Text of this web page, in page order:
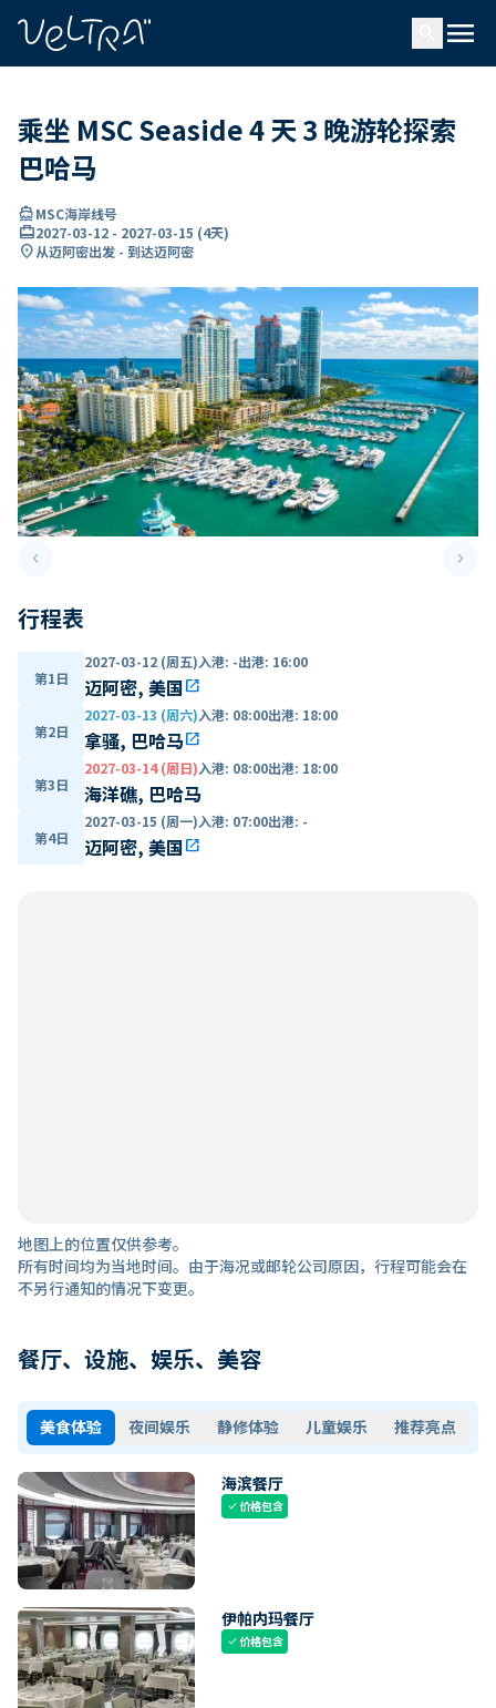
menu
乘坐 MSC Seaside 4 天 3 晚游轮探索
巴哈马
directions_boatMSC海岸线号
card_travel2027-03-12 - 2027-03-15 (4天)
location_on从迈阿密出发 - 到达迈阿密
keyboard_arrow_leftPrevious slide keyboard_arrow_right
行程表
第1日
2027-03-12 (周五)入港: -出港: 16:00
迈阿密, 美国open_in_new
第2日
2027-03-13 (周六)入港: 08:00出港: 18:00
拿骚, 巴哈马open_in_new
第3日
2027-03-14 (周日)入港: 08:00出港: 18:00
海洋礁, 巴哈马
第4日
2027-03-15 (周一)入港: 07:00出港: -
迈阿密, 美国open_in_new
地图上的位置仅供参考。
所有时间均为当地时间。由于海况或邮轮公司原因，行程可能会在
不另行通知的情况下变更。
餐厅、设施、娱乐、美容
美食体验 夜间娱乐 静修体验 儿童娱乐 推荐亮点
海滨餐厅
check价格包含
伊帕内玛餐厅
check价格包含